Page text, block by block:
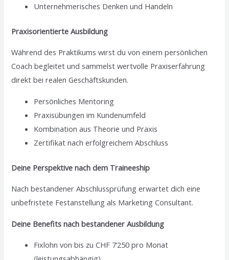
Unternehmerisches Denken und Handeln
Praxisorientierte Ausbildung
Während des Praktikums wirst du von einem persönlichen
Coach begleitet und sammelst wertvolle Praxiserfahrung
direkt bei realen Geschäftskunden.
Persönliches Mentoring
Praxisübungen im Kundenumfeld
Kombination aus Theorie und Praxis
Zertifikat nach erfolgreichem Abschluss
Deine Perspektive nach dem Traineeship
Nach bestandener Abschlussprüfung erwartet dich eine
unbefristete Festanstellung als Marketing Consultant.
Deine Benefits nach bestandener Ausbildung
Fixlohn von bis zu CHF 7’250 pro Monat